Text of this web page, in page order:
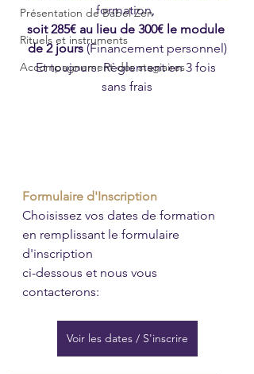
Présentation de Babel Zen
Rituels et instruments
Accompagnement des stagiaires
formation,
soit 285€ au lieu de 300€ le module
de 2 jours (Financement personnel)
Et toujours: Règlement en 3 fois
sans frais
Formulaire d'Inscription
Choisissez vos dates de formation
en remplissant le formulaire
d'inscription
ci-dessous et nous vous
contacterons:
Voir les dates / S'inscrire